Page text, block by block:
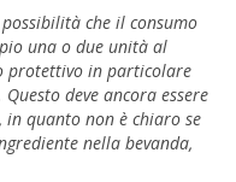
che il consumo
una o due unità al
protettivo in particolare
deve ancora essere
quanto non è chiaro se
nella bevanda,